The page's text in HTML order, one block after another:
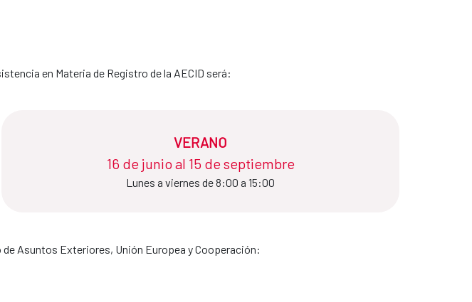
en Materia de Registro de la AECID será:
VERANO
16 de junio al 15 de septiembre​​​​​​​
Lunes a viernes de 8:00 a 15:00
Asuntos Exteriores, Unión Europea y Cooperación: